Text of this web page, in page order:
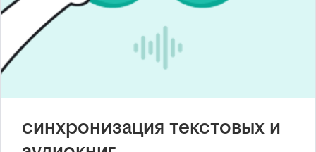
синхронизация текстовых и